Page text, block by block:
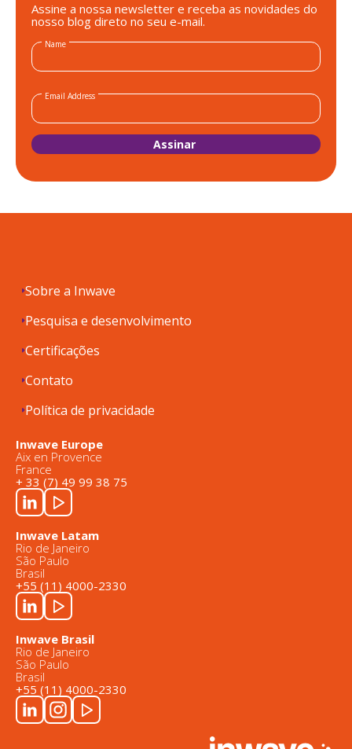
Assine a nossa newsletter e receba as novidades do
nosso blog direto no seu e-mail.
Name
Email Address
Sobre a Inwave
Pesquisa e desenvolvimento
Certificações
Contato
Política de privacidade
Inwave Europe
Aix en Provence
France
+ 33 (7) 49 99 38 75
Inwave Latam
Rio de Janeiro
São Paulo
Brasil
+55 (11) 4000-2330
Inwave Brasil
Rio de Janeiro
São Paulo
Brasil
+55 (11) 4000-2330